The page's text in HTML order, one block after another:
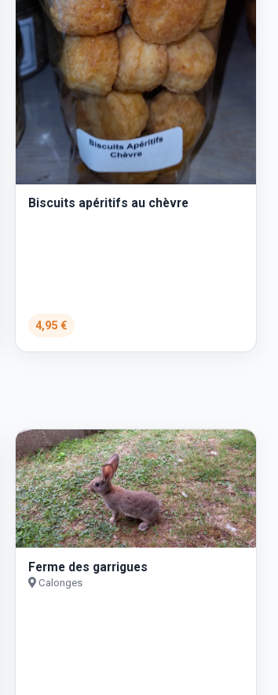
Biscuits apéritifs au chèvre
4,95 €
Ferme des garrigues
Calonges